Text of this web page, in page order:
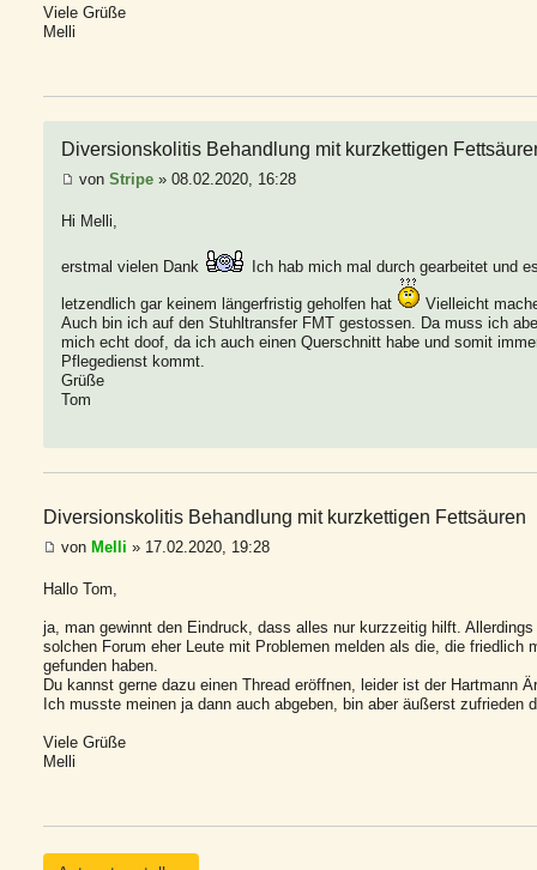
Viele Grüße
Melli
Diversionskolitis Behandlung mit kurzkettigen
von Stripe » 08.02.2020, 16:28
Hi Melli,
erstmal vielen Dank Ich hab mich mal durch gearbeitet und
letzendlich gar keinem längerfristig geholfen hat
Vielleicht
Auch bin ich auf den Stuhltransfer FMT gestossen. Da muss ich
mich echt doof, da ich auch einen Querschnitt habe und somit
Pflegedienst kommt.
Grüße
Tom
Diversionskolitis Behandlung mit kurzkettigen Fettsäuren
von Melli » 17.02.2020, 19:28
Hallo Tom,
ja, man gewinnt den Eindruck, dass alles nur kurzzeitig hilft.
solchen Forum eher Leute mit Problemen melden als die, die friedlich
gefunden haben.
Du kannst gerne dazu einen Thread eröffnen, leider ist der Hartmann
Ich musste meinen ja dann auch abgeben, bin aber äußerst
Viele Grüße
Melli